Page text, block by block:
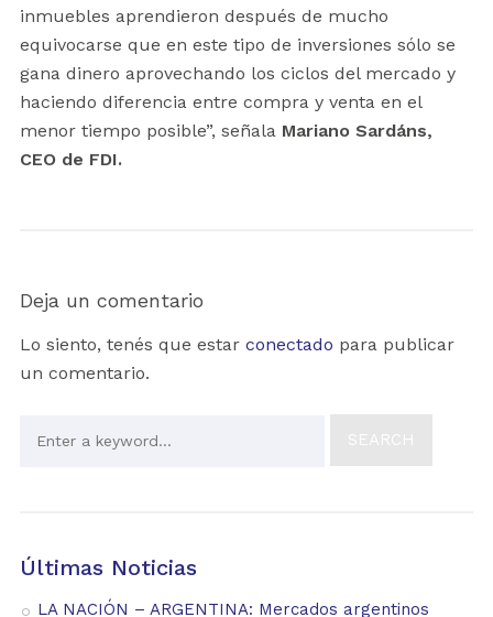
inmuebles aprendieron después de mucho
equivocarse que en este tipo de inversiones sólo se
gana dinero aprovechando los ciclos del mercado y
haciendo diferencia entre compra y venta en el
menor tiempo posible”, señala Mariano Sardáns,
CEO de FDI.
Deja un comentario
Lo siento, tenés que estar conectado para publicar
un comentario.
Últimas Noticias
LA NACIÓN – ARGENTINA: Mercados argentinos